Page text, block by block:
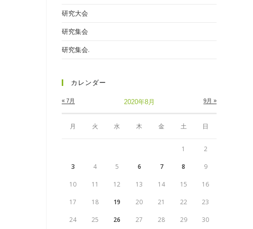
研究大会
研究集会
研究集会.
カレンダー
2020年8月
月 火 水 木 金 土 日
« 7月 9月 »
1 2
3 4 5 6 7 8 9
10 11 12 13 14 15 16
17 18 19 20 21 22 23
24 25 26 27 28 29 30